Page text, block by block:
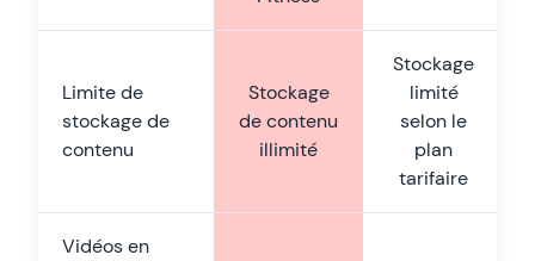
Limite de
stockage de
contenu
Stockage
de contenu
illimité
Stockage
limité
selon le
plan
tarifaire
Vidéos en